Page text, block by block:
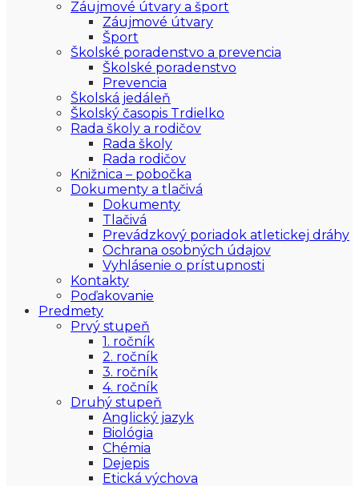
Záujmové útvary a šport
Záujmové útvary
Šport
Školské poradenstvo a prevencia
Školské poradenstvo
Prevencia
Školská jedáleň
Školský časopis Trdielko
Rada školy a rodičov
Rada školy
Rada rodičov
Knižnica – pobočka
Dokumenty a tlačivá
Dokumenty
Tlačivá
Prevádzkový poriadok atletickej dráhy
Ochrana osobných údajov
Vyhlásenie o prístupnosti
Kontakty
Poďakovanie
Predmety
Prvý stupeň
1. ročník
2. ročník
3. ročník
4. ročník
Druhý stupeň
Anglický jazyk
Biológia
Chémia
Dejepis
Etická výchova